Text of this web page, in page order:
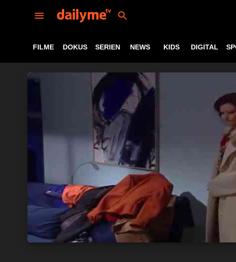
FILME DOKUS SERIEN NEWS KIDS DIGITAL